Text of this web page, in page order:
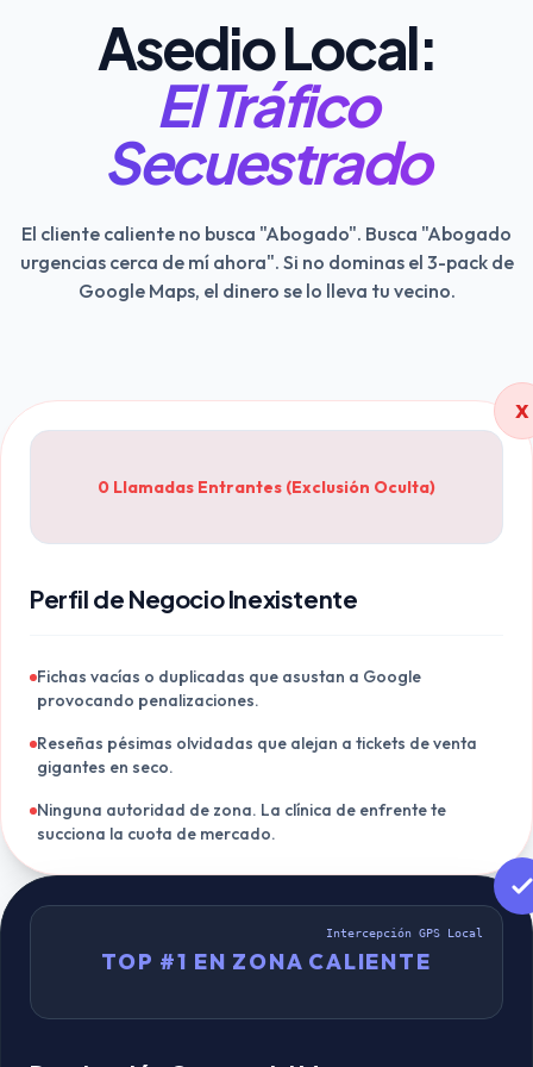
Asedio Local:
El Tráfico
Secuestrado
El cliente caliente no busca "Abogado". Busca "Abogado
urgencias cerca de mí ahora". Si no dominas el 3-pack de
Google Maps, el dinero se lo lleva tu vecino.
X
0 Llamadas Entrantes (Exclusión Oculta)
Perfil de Negocio Inexistente
Fichas vacías o duplicadas que asustan a Google
provocando penalizaciones.
Reseñas pésimas olvidadas que alejan a tickets de venta
gigantes en seco.
Ninguna autoridad de zona. La clínica de enfrente te
succiona la cuota de mercado.
TOP #1 EN ZONA CALIENTE
Intercepción GPS Local